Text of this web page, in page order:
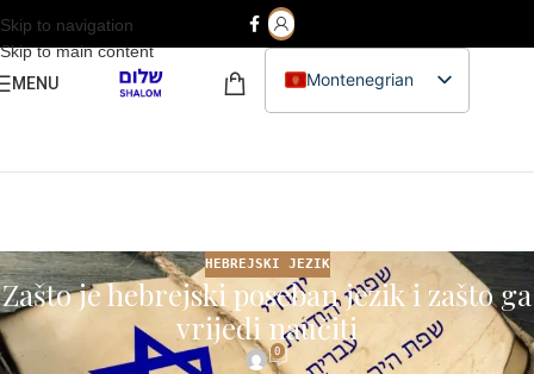
Skip to navigation
Skip to main content
MENU
Montenegrian
Hebrew
HEBREJSKI JEZIK
Zašto je hebrejski poseban jezik i zašto ga
vrijedi naučiti
0